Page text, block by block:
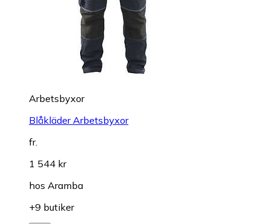
Arbetsbyxor
Blåkläder Arbetsbyxor
fr.
1 544 kr
hos Aramba
+9 butiker